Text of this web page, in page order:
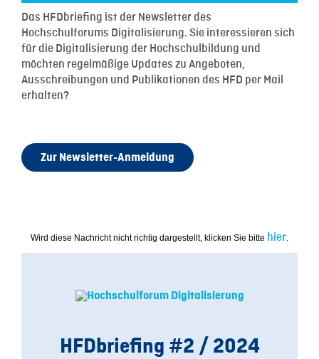
Das HFDbriefing ist der Newsletter des
Hochschulforums Digitalisierung. Sie interessieren sich
für die Digitalisierung der Hochschulbildung und
möchten regelmäßige Updates zu Angeboten,
Ausschreibungen und Publikationen des HFD per Mail
erhalten?
Zur Newsletter-Anmeldung
Wird diese Nachricht nicht richtig dargestellt, klicken Sie bitte hier.
HFDbriefing #2 / 2024